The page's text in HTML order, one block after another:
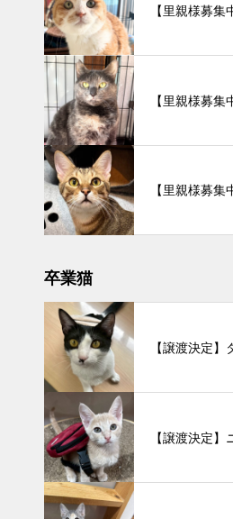
【里親様募
【里親様募
【里親様募
卒業猫
【譲渡決定】
【譲渡決定】